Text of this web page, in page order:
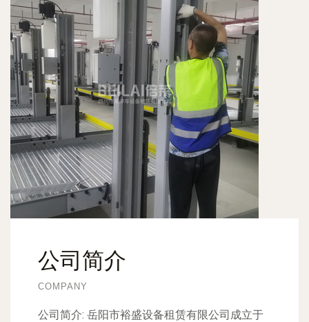
公司简介
COMPANY
公司简介: 岳阳市裕盛设备租赁有限公司成立于